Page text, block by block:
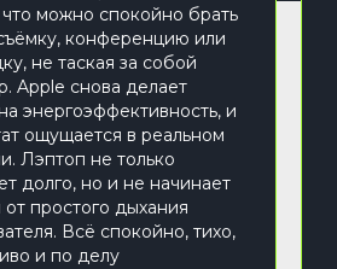
что можно спокойно брать
конференцию или
не таская за собой
Apple снова делает
энергоэффективность, и
ощущается в реальном
Лэптоп не только
долго, но и не начинает
от простого дыхания
Всё спокойно, тихо,
и по делу